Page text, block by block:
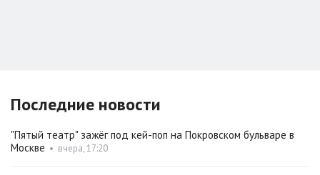
Последние новости
"Пятый театр" зажёг под кей-поп на Покровском бульваре в
Москве • вчера, 17:20